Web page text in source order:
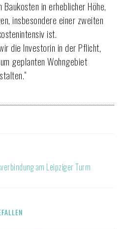
in erheblicher Höhe,
insbesondere einer zweiten
ist.
die Investorin in der Pflicht,
geplanten Wohngebiet
am Leipziger Turm